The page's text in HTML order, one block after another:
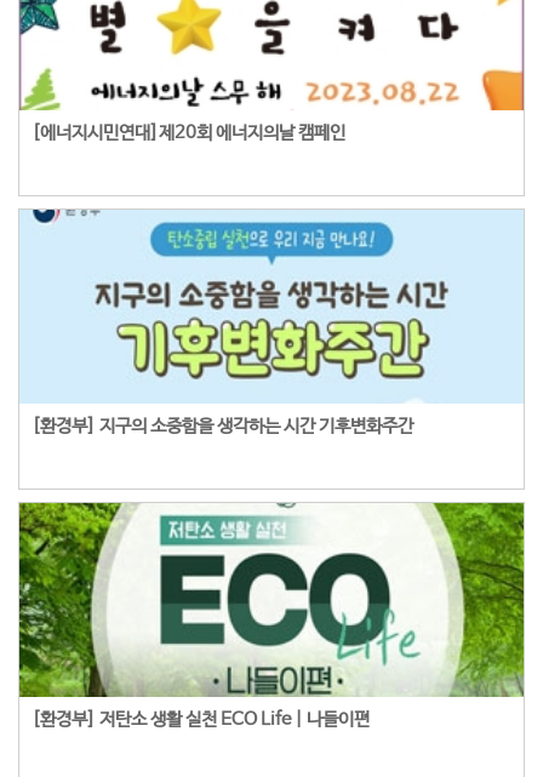
[에너지시민연대]제20회 에너지의날 캠페인
[환경부] 지구의 소중함을 생각하는 시간 기후변화주간
[환경부] 저탄소 생활 실천 ECO Life | 나들이편